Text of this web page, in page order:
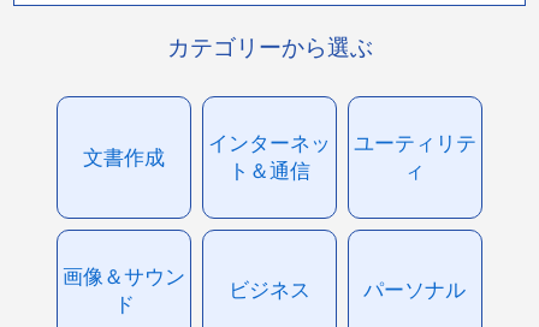
カテゴリーから選ぶ
文書作成
インターネッ
ト＆通信
ユーティリテ
ィ
画像＆サウン
ド
ビジネス パーソナル